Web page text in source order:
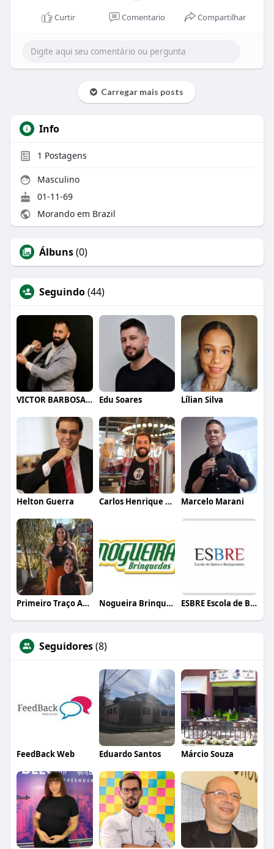
Curtir Comentario Compartilhar
Carregar mais posts
Info
1 Postagens
Masculino
01-11-69
Morando em Brazil
Álbuns(0)
Seguindo(44)
VICTOR BARBOSA QUARANTA Edu Soares Lílian Silva
Helton Guerra Carlos Henrique de Faria Vasconcelos Marcelo Marani
Primeiro Traço Arquitetura Nogueira Brinquedos ESBRE Escola de Bares e Restaurantes
Seguidores(8)
FeedBack Web Eduardo Santos Márcio Souza